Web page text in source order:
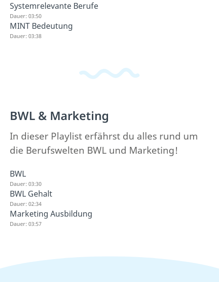
Systemrelevante Berufe
Dauer: 03:50
MINT Bedeutung
Dauer: 03:38
BWL & Marketing
In dieser Playlist erfährst du alles rund um
die Berufswelten BWL und Marketing!
BWL
Dauer: 03:30
BWL Gehalt
Dauer: 02:34
Marketing Ausbildung
Dauer: 03:57